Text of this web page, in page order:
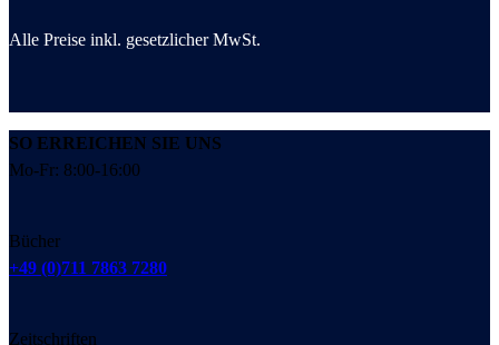
Alle Preise inkl. gesetzlicher MwSt.
SO ERREICHEN SIE UNS
Mo-Fr: 8:00-16:00
Bücher
+49 (0)711 7863 7280
Zeitschriften